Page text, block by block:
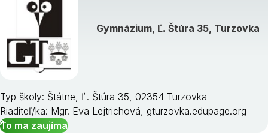
Gymnázium, Ľ. Štúra 35, Turzovka
Typ školy: Štátne, Ľ. Štúra 35, 02354 Turzovka
Riaditeľ/ka: Mgr. Eva Lejtrichová, gturzovka.edupage.org
To ma zaujíma